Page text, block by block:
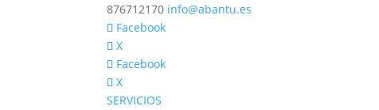
876712170 info@abantu.es
Facebook
X
Facebook
X
SERVICIOS